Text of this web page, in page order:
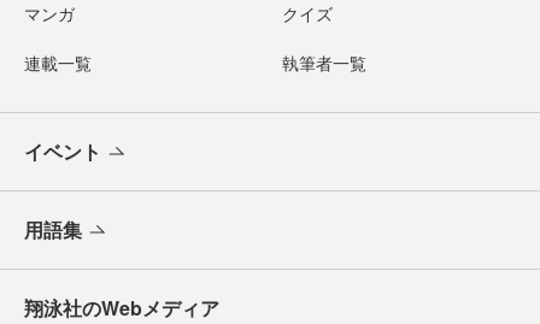
マンガ クイズ
連載一覧 執筆者一覧
イベント
用語集
翔泳社のWebメディア